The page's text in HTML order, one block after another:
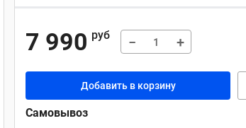
7 990 руб − +
Добавить в корзину
Самовывоз